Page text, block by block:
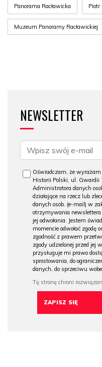
Panorama Racławicka Piotr
Muzeum Panoramy Racławickiej
NEWSLETTER
Oświadczam, że
Historii Polski, ul. Gwardii
Administratora danych
działające na rzecz lub
danych osob. (e-mail) w
otrzymywania newslettera
jej odwołania. Jestem
momencie odwołać zgodę
zgodność z prawem
zgody udzielonej przed jej
przysługuje mi prawo
sprostowania, do
danych, do sprzeciwu